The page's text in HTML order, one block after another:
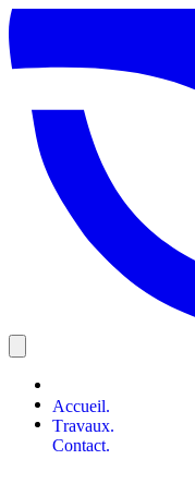
Accueil.
Travaux.
Contact.